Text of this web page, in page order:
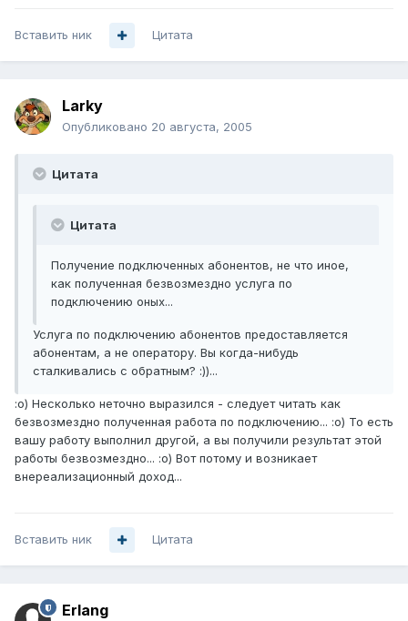
Вставить ник Цитата
Larky
Опубликовано 20 августа, 2005
Цитата
Цитата
Получение подключенных абонентов, не что иное,
как полученная безвозмездно услуга по
подключению оных...
Услуга по подключению абонентов предоставляется
абонентам, а не оператору. Вы когда-нибудь
сталкивались с обратным? :))...
:о) Несколько неточно выразился - следует читать как
безвозмездно полученная работа по подключению... :о) То есть
вашу работу выполнил другой, а вы получили результат этой
работы безвозмездно... :о) Вот потому и возникает
внереализационный доход...
Вставить ник Цитата
Erlang